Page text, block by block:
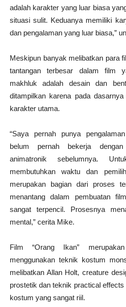
adalah karakter yang luar biasa
situasi sulit. Keduanya memiliki
dan pengalaman yang luar biasa,”
Meskipun banyak melibatkan para
tantangan terbesar dalam film
makhluk adalah desain dan
ditampilkan karena pada
karakter utama.
“Saya pernah punya
belum pernah bekerja
animatronik sebelumnya.
membutuhkan waktu dan
merupakan bagian dari proses
menantang dalam pembuatan
sangat terpencil. Prosesnya
mental,” cerita Mike.
Film “Orang Ikan”
menggunakan teknik kostum
melibatkan Allan Holt, creature
prostetik dan teknik practical
kostum yang sangat riil.